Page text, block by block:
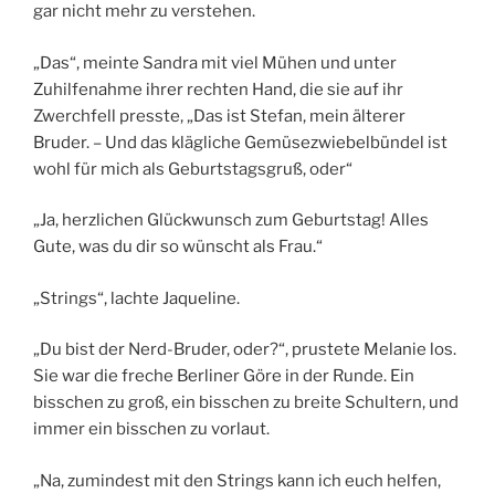
gar nicht mehr zu verstehen.
„Das“, meinte Sandra mit viel Mühen und unter
Zuhilfenahme ihrer rechten Hand, die sie auf ihr
Zwerchfell presste, „Das ist Stefan, mein älterer
Bruder. – Und das klägliche Gemüsezwiebelbündel ist
wohl für mich als Geburtstagsgruß, oder“
„Ja, herzlichen Glückwunsch zum Geburtstag! Alles
Gute, was du dir so wünscht als Frau.“
„Strings“, lachte Jaqueline.
„Du bist der Nerd-Bruder, oder?“, prustete Melanie los.
Sie war die freche Berliner Göre in der Runde. Ein
bisschen zu groß, ein bisschen zu breite Schultern, und
immer ein bisschen zu vorlaut.
„Na, zumindest mit den Strings kann ich euch helfen,